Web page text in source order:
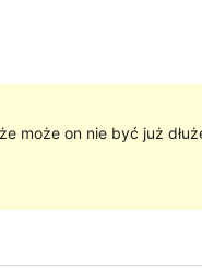
może on nie być już